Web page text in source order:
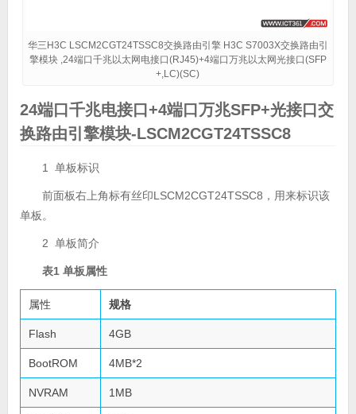
华三H3C LSCM2CGT24TSSC8交换路由引擎 H3C S7003X交换路由引
擎模块 ,24端口千兆以太网电接口(RJ45)+4端口万兆以太网光接口(SFP
+,LC)(SC)
24端口千兆电接口+4端口万兆SFP+光接口交
换路由引擎模块-LSCM2CGT24TSSC8
1 单板标识
前面板右上角标有丝印LSCM2CGT24TSSC8，用来标识该
单板。
2 单板简介
表1 单板属性
属性 规格
Flash 4GB
BootROM 4MB*2
NVRAM 1MB